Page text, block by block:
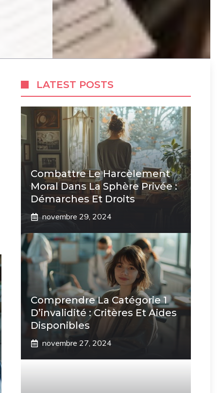
LATEST POSTS
Combattre Le Harcèlement
Moral Dans La Sphère Privée :
Démarches Et Droits
novembre 29, 2024
Comprendre La Catégorie 1
D’invalidité : Critères Et Aides
Disponibles
novembre 27, 2024